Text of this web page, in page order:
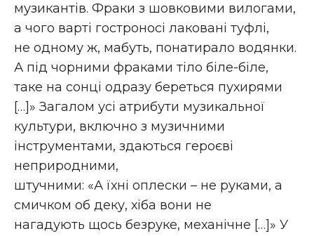
музикантів. Фраки з шовковими вилогами,
а чого варті гостроносі лаковані туфлі,
не одному ж, мабуть, понатирало водянки.
А під чорними фраками тіло біле-біле,
таке на сонці одразу береться пухирями
[…]» Загалом усі атрибути музикальної
культури, включно з музичними
інструментами, здаються героєві
неприродними,
штучними: «А їхні оплески – не руками, а
смичком об деку, хіба вони не
нагадують щось безруке, механічне […]» У